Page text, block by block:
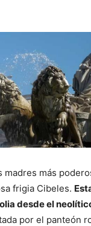
madres más
frigia Cibeles.
desde el
por el panteón